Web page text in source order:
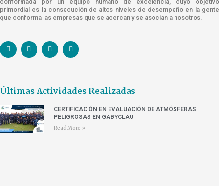
conformada por un equipo humano de excelencia, cuyo objetivo
primordial es la consecución de altos niveles de desempeño en la gente
que conforma las empresas que se acercan y se asocian a nosotros.
Últimas Actividades Realizadas
CERTIFICACIÓN EN EVALUACIÓN DE ATMÓSFERAS
PELIGROSAS EN GABYCLAU
Read More »